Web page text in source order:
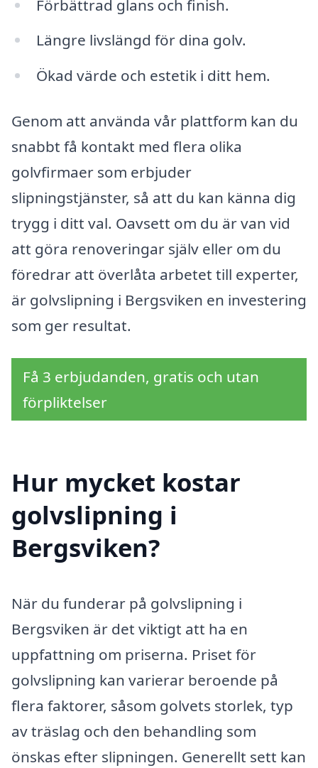
Förbättrad glans och finish.
Längre livslängd för dina golv.
Ökad värde och estetik i ditt hem.
Genom att använda vår plattform kan du
snabbt få kontakt med flera olika
golvfirmaer som erbjuder
slipningstjänster, så att du kan känna dig
trygg i ditt val. Oavsett om du är van vid
att göra renoveringar själv eller om du
föredrar att överlåta arbetet till experter,
är golvslipning i Bergsviken en investering
som ger resultat.
Få 3 erbjudanden, gratis och utan
förpliktelser
Hur mycket kostar
golvslipning i
Bergsviken?
När du funderar på golvslipning i
Bergsviken är det viktigt att ha en
uppfattning om priserna. Priset för
golvslipning kan varierar beroende på
flera faktorer, såsom golvets storlek, typ
av träslag och den behandling som
önskas efter slipningen. Generellt sett kan